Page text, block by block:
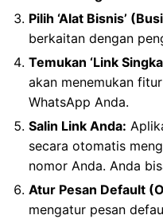
Pilih ‘Alat Bisnis’
berkaitan dengan
Temukan ‘Link
akan menemukan
WhatsApp Anda.
Salin Link Anda:
secara otomatis
nomor Anda. Anda
Atur Pesan Default
mengatur pesan